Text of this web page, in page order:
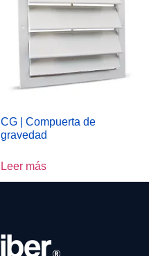
CG | Compuerta de
gravedad
Leer más